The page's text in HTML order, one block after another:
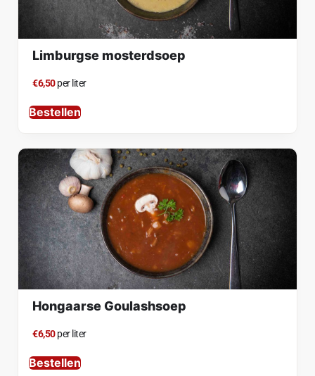
Limburgse mosterdsoep
€6,50per liter
Bestellen
Hongaarse Goulashsoep
€6,50per liter
Bestellen